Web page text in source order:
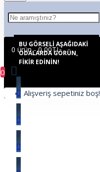
0 ürün - 0,00TL
0
Alışveriş sepetiniz boş!
BU GÖRSELI AŞAĞIDAKI
ODALARDA GÖRÜN,
FIKIR EDININ!